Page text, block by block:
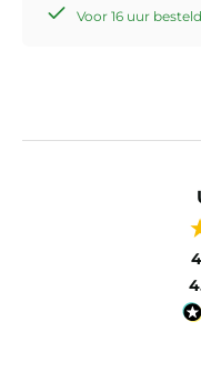
Voor 16 uur